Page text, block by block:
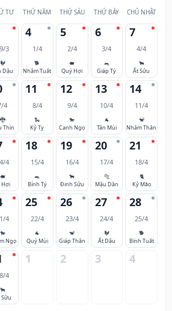
TƯ THỨ NĂM THỨ SÁU THỨ BẢY CHỦ NHẬT
3
🐓
Dậu
4
1/4
🐕
Nhâm Tuất
5
2/4
🐖
Quý Hợi
6
3/4
🐀
Giáp Tý
7
4/4
🐂
Ất Sửu
4
🐉
Thìn
11
8/4
🐍
Kỷ Tỵ
12
9/4
🐎
Canh Ngọ
13
10/4
🐐
Tân Mùi
14
11/4
🐒
Nhâm Thân
4
🐖
Hợi
18
15/4
🐀
Bính Tý
19
16/4
🐂
Đinh Sửu
20
17/4
🐅
Mậu Dần
21
18/4
🐈
Kỷ Mão
4
🐎
Ngọ
25
22/4
🐐
Quý Mùi
26
23/4
🐒
Giáp Thân
27
24/4
🐓
Ất Dậu
28
25/4
🐕
Bính Tuất
4
🐂
Sửu
1 2 3 4